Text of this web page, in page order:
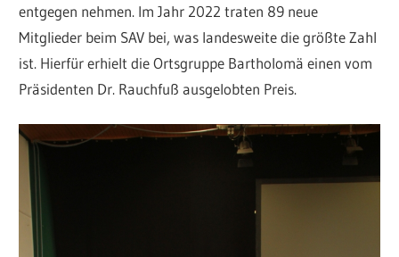
entgegen nehmen. Im Jahr 2022 traten 89 neue
Mitglieder beim SAV bei, was landesweite die größte Zahl
ist. Hierfür erhielt die Ortsgruppe Bartholomä einen vom
Präsidenten Dr. Rauchfuß ausgelobten Preis.